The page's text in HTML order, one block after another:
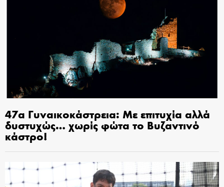
47α Γυναικοκάστρεια: Με επιτυχία αλλά
δυστυχώς… χωρίς φώτα το Βυζαντινό
κάστρο!